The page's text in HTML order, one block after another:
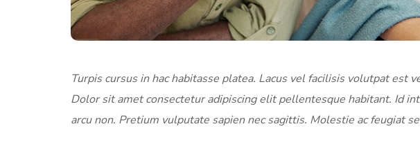
Turpis cursus in hac habitasse platea. Lacus vel facilisis volutpat est
Dolor sit amet consectetur adipiscing elit pellentesque habitant. Id
arcu non. Pretium vulputate sapien nec sagittis. Molestie ac feugiat